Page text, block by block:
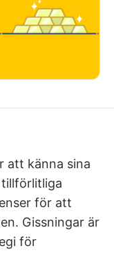
att känna sina
för att
Gissningar är
för